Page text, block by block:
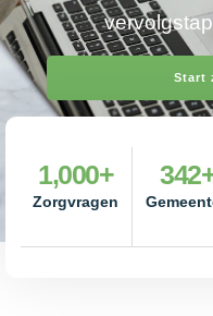
Start
Zorgvragen
1,000+ 342